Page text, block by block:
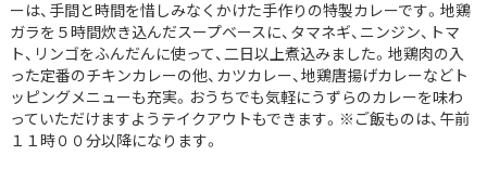
ーは、手間と時間を惜しみなくかけた手作りの特製カレーです。地鶏
ガラを５時間炊き込んだスープベースに、タマネギ、ニンジン、トマ
ト、リンゴをふんだんに使って、二日以上煮込みました。地鶏肉の入
った定番のチキンカレーの他、カツカレー、地鶏唐揚げカレーなどト
ッピングメニューも充実。おうちでも気軽にうずらのカレーを味わ
っていただけますようテイクアウトもできます。※ご飯ものは、午前
１１時００分以降になります。